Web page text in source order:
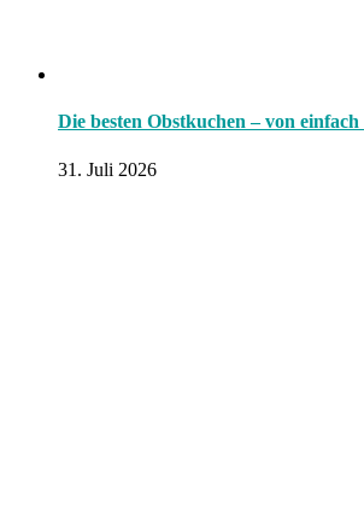
Die besten Obstkuchen – von
31. Juli 2026